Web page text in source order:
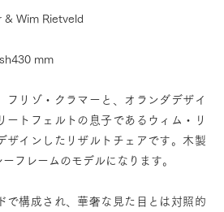
& Wim Rietveld
mm
フリゾ・クラマーと、オランダデザイ
ートフェルトの息子であるウィム・リ
ザインしたリザルトチェアです。木製
フレームのモデルになります。
で構成され、華奢な見た目とは対照的